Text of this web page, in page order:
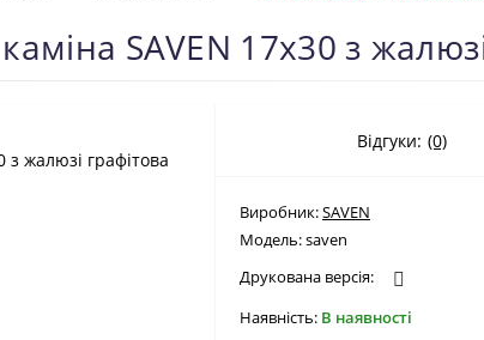
SAVEN 17х30 з
Відгуки: (0)
Виробник:SAVEN
Модель:saven
Друкована версія:
Наявність: В наявності